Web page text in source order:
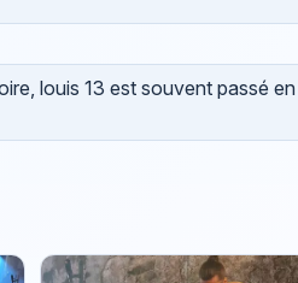
louis 13 est souvent passé